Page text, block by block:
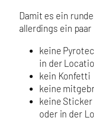
Damit es ein
allerdings ein
keine
in der
kein Konfetti
keine
keine Sticker
oder in der